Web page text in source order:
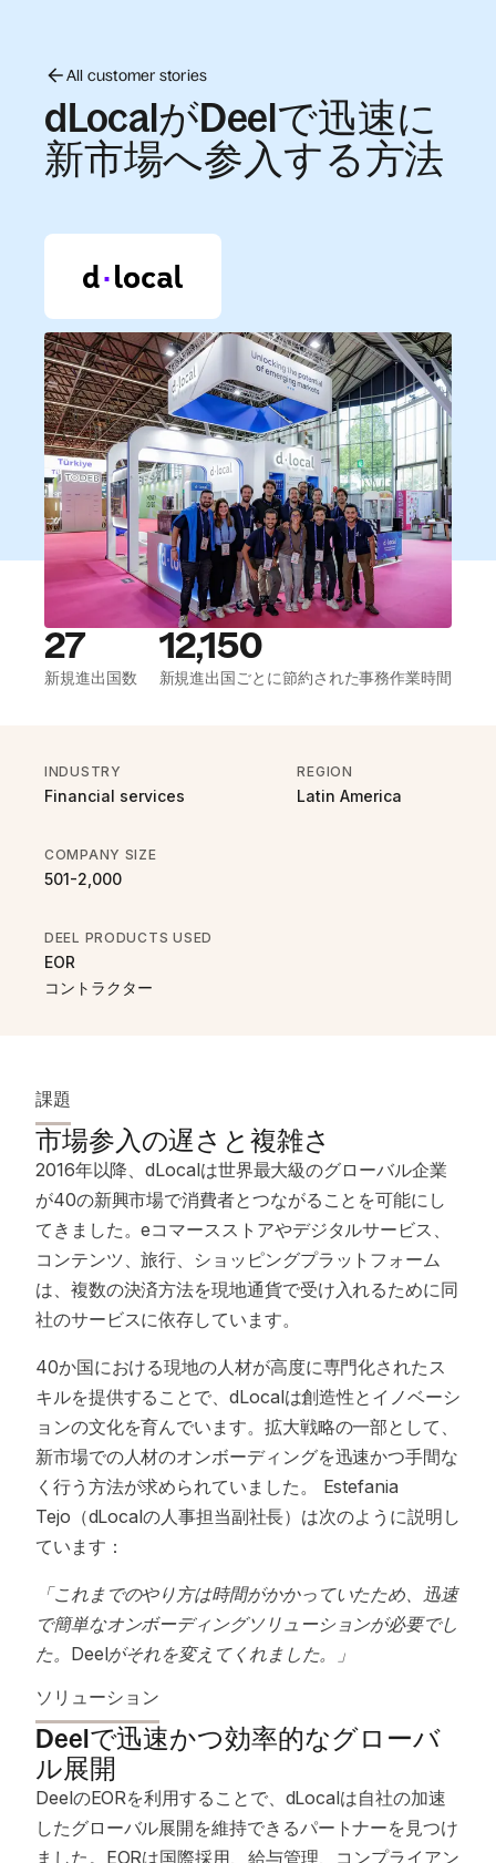
All customer stories
dLocalがDeelで迅速に
新市場へ参入する方法
27
新規進出国数
12,150
新規進出国ごとに節約された事務作業時間
INDUSTRY
Financial services
REGION
Latin America
COMPANY SIZE
501-2,000
DEEL PRODUCTS USED
EOR
コントラクター
課題
市場参入の遅さと複雑さ
2016年以降、dLocalは世界最大級のグローバル企業
が40の新興市場で消費者とつながることを可能にし
てきました。eコマースストアやデジタルサービス、
コンテンツ、旅行、ショッピングプラットフォーム
は、複数の決済方法を現地通貨で受け入れるために同
社のサービスに依存しています。
40か国における現地の人材が高度に専門化されたス
キルを提供することで、dLocalは創造性とイノベーシ
ョンの文化を育んでいます。拡大戦略の一部として、
新市場での人材のオンボーディングを迅速かつ手間な
く行う方法が求められていました。 Estefania
Tejo（dLocalの人事担当副社長）は次のように説明し
ています：
「これまでのやり方は時間がかかっていたため、迅速
で簡単なオンボーディングソリューションが必要でし
た。Deelがそれを変えてくれました。」
ソリューション
Deelで迅速かつ効率的なグローバ
ル展開
DeelのEORを利用することで、dLocalは自社の加速
したグローバル展開を維持できるパートナーを見つけ
ました。EORは国際採用、給与管理、コンプライアン